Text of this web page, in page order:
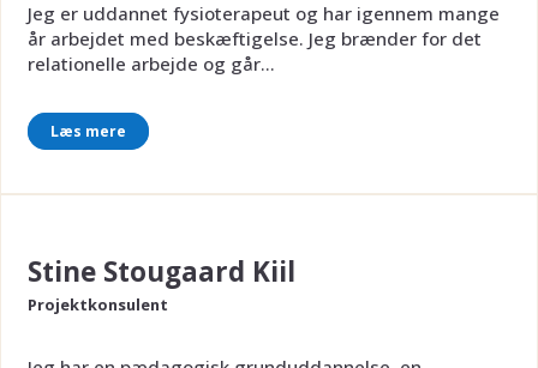
Jeg er uddannet fysioterapeut og har igennem mange
år arbejdet med beskæftigelse. Jeg brænder for det
relationelle arbejde og går...
Læs mere
Stine Stougaard Kiil
Projektkonsulent